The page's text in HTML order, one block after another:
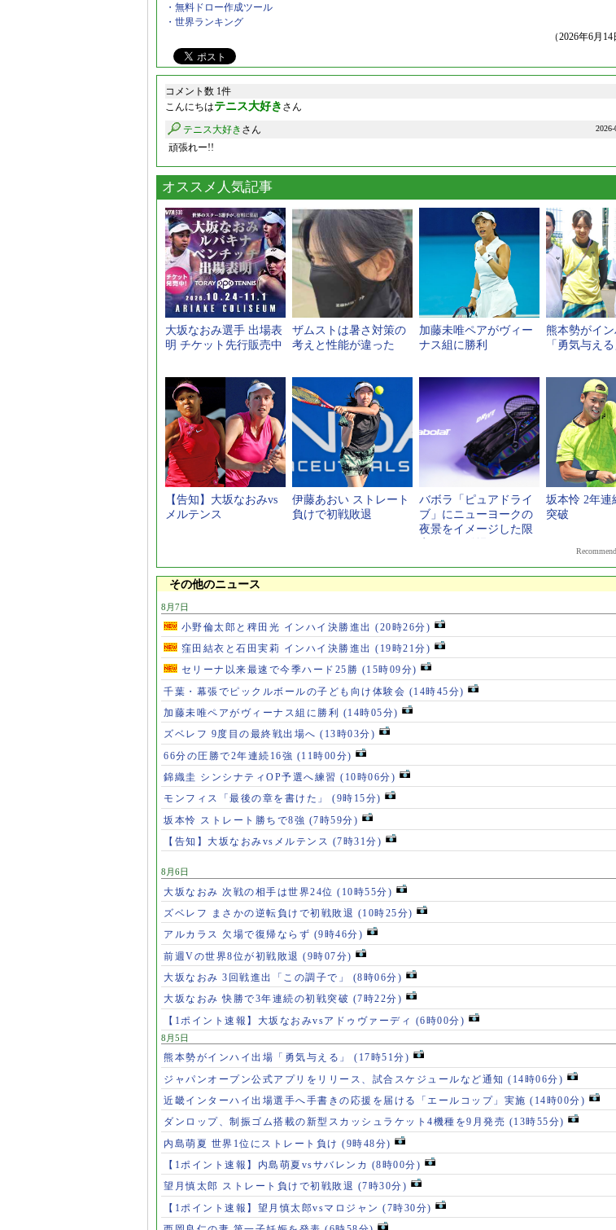
・無料ドロー作成ツール
・世界ランキング
（2026年6月14
コメント数 1件
こんにちはテニス大好き さん
2026-
テニス大好き さん
頑張れー!!
オススメ人気記事
大坂なおみ選手 出場表
明 チケット先行販売中
ザムストは暑さ対策の
考えと性能が違った
加藤未唯ペアがヴィー
ナス組に勝利
熊本勢がイ
「勇気与える
【告知】大坂なおみvs
メルテンス
伊藤あおい ストレート
負けで初戦敗退
バボラ「ピュアドライ
ブ」にニューヨークの
夜景をイメージした限
坂本怜 2年連
突破
その他のニュース
8月7日
小野倫太郎と稗田光 インハイ決勝進出 (20時26分)
窪田結衣と石田実莉 インハイ決勝進出 (19時21分)
セリーナ以来最速で今季ハード25勝 (15時09分)
千葉・幕張でピックルボールの子ども向け体験会 (14時45分)
加藤未唯ペアがヴィーナス組に勝利 (14時05分)
ズベレフ 9度目の最終戦出場へ (13時03分)
66分の圧勝で2年連続16強 (11時00分)
錦織圭 シンシナティOP予選へ練習 (10時06分)
モンフィス「最後の章を書けた」 (9時15分)
坂本怜 ストレート勝ちで8強 (7時59分)
【告知】大坂なおみvsメルテンス (7時31分)
8月6日
大坂なおみ 次戦の相手は世界24位 (10時55分)
ズベレフ まさかの逆転負けで初戦敗退 (10時25分)
アルカラス 欠場で復帰ならず (9時46分)
前週Vの世界8位が初戦敗退 (9時07分)
大坂なおみ 3回戦進出「この調子で」 (8時06分)
大坂なおみ 快勝で3年連続の初戦突破 (7時22分)
【1ポイント速報】大坂なおみvsアドゥヴァーディ (6時00分)
8月5日
熊本勢がインハイ出場「勇気与える」 (17時51分)
ジャパンオープン公式アプリをリリース、試合スケジュールなど通知 (14時06分)
近畿インターハイ出場選手へ手書きの応援を届ける「エールコップ」実施 (14時00分)
ダンロップ、制振ゴム搭載の新型スカッシュラケット4機種を9月発売 (13時55分)
内島萌夏 世界1位にストレート負け (9時48分)
【1ポイント速報】内島萌夏vsサバレンカ (8時00分)
望月慎太郎 ストレート負けで初戦敗退 (7時30分)
【1ポイント速報】望月慎太郎vsマロジャン (7時30分)